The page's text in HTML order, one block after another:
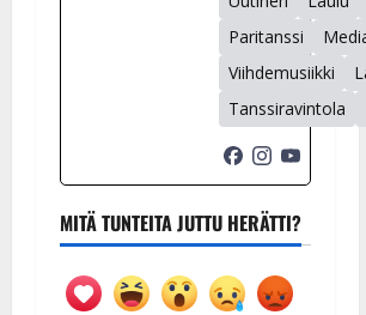
Paritanssi
Viihdemusiikki
Tanssiravintola
MITÄ TUNTEITA JUTTU HERÄTTI?